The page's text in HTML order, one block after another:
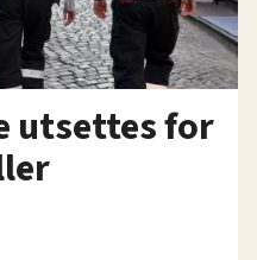
utsettes for